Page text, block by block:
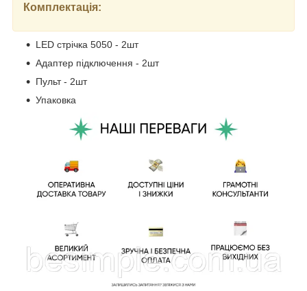
Комплектація:
LED стрічка 5050 - 2шт
Адаптер підключення - 2шт
Пульт - 2шт
Упаковка